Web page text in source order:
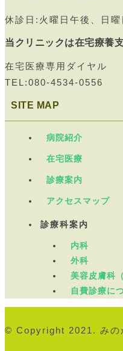
休診日:火曜日午後、日曜
当クリニックは在宅療養
在宅医療専用ダイヤル
TEL:080-4534-0556
SITE MAP
病院紹介
在宅医療
診療案内
アクセスマップ
診療科案内
内科
外科
美容皮膚科
自費診療に
© Copyright 2021. みの